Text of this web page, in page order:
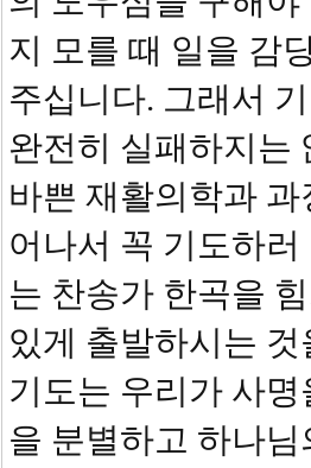
지 모를 때 일을 감
주십니다. 그래서
완전히 실패하지는
바쁜 재활의학과
어나서 꼭 기도하
는 찬송가 한곡을
있게 출발하시는
기도는 우리가 사
을 분별하고 하나